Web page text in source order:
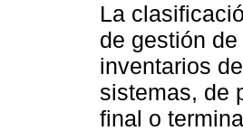
La
de gestión
inventarios
sistemas, de
final o